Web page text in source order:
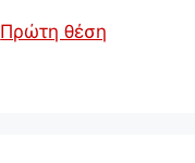
Πρώτη θέση